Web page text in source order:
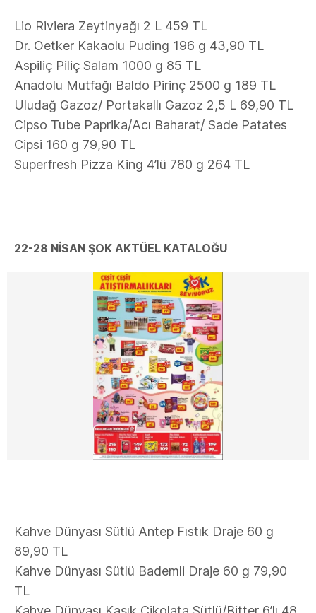
Lio Riviera Zeytinyağı 2 L 459 TL
Dr. Oetker Kakaolu Puding 196 g 43,90 TL
Aspiliç Piliç Salam 1000 g 85 TL
Anadolu Mutfağı Baldo Pirinç 2500 g 189 TL
Uludağ Gazoz/ Portakallı Gazoz 2,5 L 69,90 TL
Cipso Tube Paprika/Acı Baharat/ Sade Patates
Cipsi 160 g 79,90 TL
Superfresh Pizza King 4’lü 780 g 264 TL
22-28 NİSAN ŞOK AKTÜEL KATALOĞU
Kahve Dünyası Sütlü Antep Fıstık Draje 60 g
89,90 TL
Kahve Dünyası Sütlü Bademli Draje 60 g 79,90
TL